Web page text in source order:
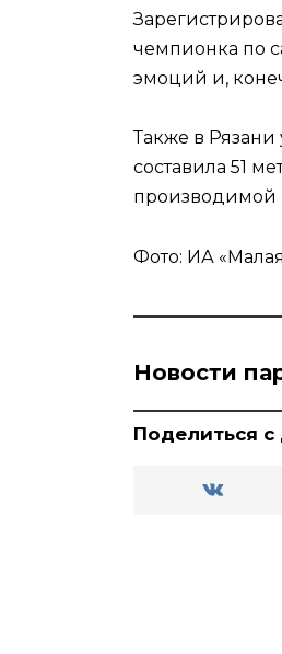
чемпионка по
эмоций и,
Также в
составила 51
производимой
Фото: ИА
Новости
Поделиться с